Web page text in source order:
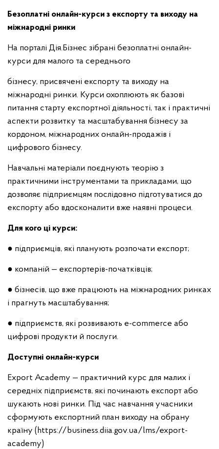
Безоплатні онлайн-курси з експорту та виходу на
міжнародні ринки
На порталі Дія.Бізнес зібрані безоплатні онлайн-
курси для малого та середнього
бізнесу, присвячені експорту та виходу на
міжнародні ринки. Курси охоплюють як базові
питання старту експортної діяльності, так і практичні
аспекти розвитку та масштабування бізнесу за
кордоном, міжнародних онлайн-продажів і
цифрового бізнесу.
Навчальні матеріали поєднують теорію з
практичними інструментами та прикладами, що
дозволяє підприємцям послідовно підготуватися до
експорту або вдосконалити вже наявні процеси.
Для кого ці курси:
● підприємців, які планують розпочати експорт;
● компаній — експортерів-початківців;
● бізнесів, що вже працюють на міжнародних ринках
і прагнуть масштабування;
● підприємств, які розвивають e-commerce або
цифрові продукти й послуги.
Доступні онлайн-курси
Export Academy — практичний курс для малих і
середніх підприємств, які починають експорт або
шукають нові ринки. Під час навчання учасники
сформують експортний план виходу на обрану
країну (https://business.diia.gov.ua/lms/export-
academy)